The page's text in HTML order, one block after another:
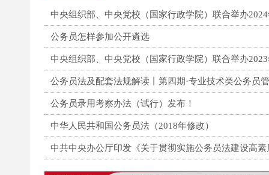
中央组织部、中央党校（国家行政学院）联合举办
公务员怎样参加公开遴选
中央组织部、中央党校（国家行政学院）联合举办
公务员法及配套法规解读丨第四期·专业技术类公务员
公务员录用考察办法（试行）发布！
中华人民共和国公务员法（2018年修改）
中共中央办公厅印发《关于贯彻实施公务员法建设高